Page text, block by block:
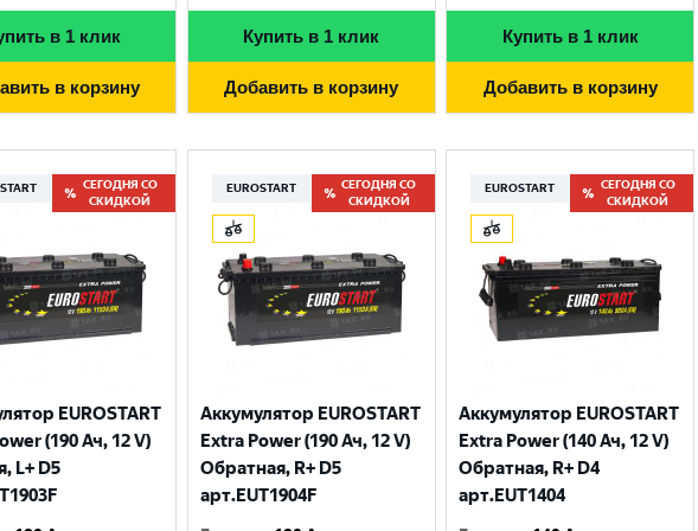
в 1 клик
в корзину
Купить в 1 клик
Добавить в корзину
Купить в 1 клик
Добавить в корзину
СЕГОДНЯ СО
СКИДКОЙ
EUROSTART
(190 Ач, 12 V)
L+ D5
EUROSTART
СЕГОДНЯ СО
СКИДКОЙ
Аккумулятор EUROSTART
Extra Power (190 Ач, 12 V)
Обратная, R+ D5
арт.EUT1904F
EUROSTART
СЕГОДНЯ СО
СКИДКОЙ
Аккумулятор EUROSTART
Extra Power (140 Ач, 12 V)
Обратная, R+ D4
арт.EUT1404
Великий Новгород
Санкт-Петербург
Смоленск